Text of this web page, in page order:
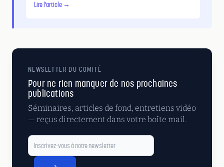
Lire l'article →
NEWSLETTER DU COMITÉ
Pour ne rien manquer de nos prochaines
publications
Séminaires, articles de fond, entretiens vidéo
— reçus directement dans votre boîte mail.